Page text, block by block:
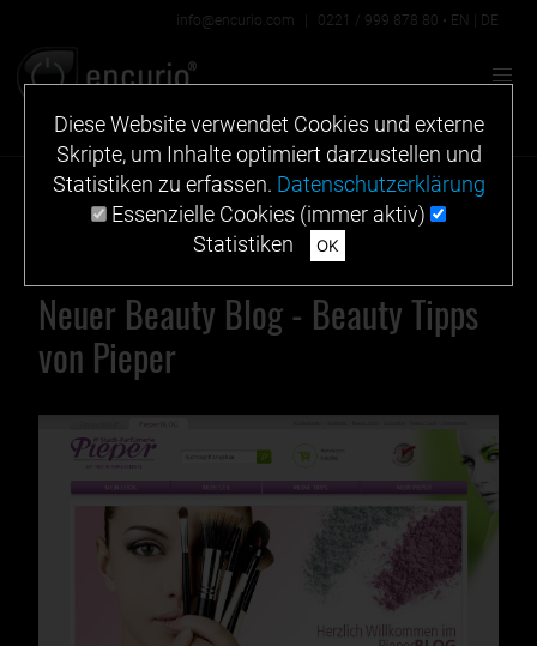
info@encurio.com 0221 / 999 878 80 • EN DE
Neuer Beauty Blog - Beauty Tipps
von Pieper
Diese Website verwendet Cookies und externe
Skripte, um Inhalte optimiert darzustellen und
Statistiken zu erfassen. Datenschutzerklärung
Essenzielle Cookies (immer aktiv)
Statistiken
OK